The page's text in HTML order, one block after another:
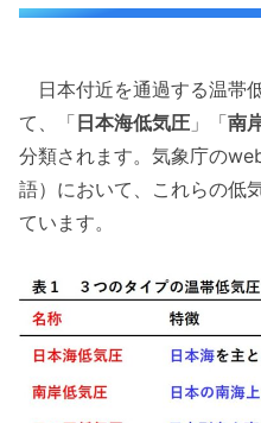
日本付近を通過する温帯
て、「 日本海低気圧 」「南
分類されます。気象庁の
語）において、これらの低
ています。